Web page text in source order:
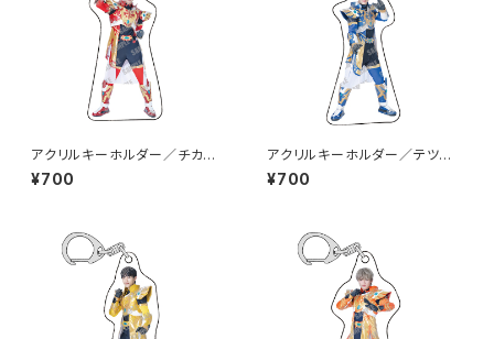
アクリルキーホルダー／チカラ
（BAKR-01）
¥700
アクリルキーホルダー／テツヤ
（BAKB-01）
¥700